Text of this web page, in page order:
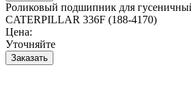
Роликовый подшипник для
CATERPILLAR 336F (188-4170)
Цена:
Уточняйте